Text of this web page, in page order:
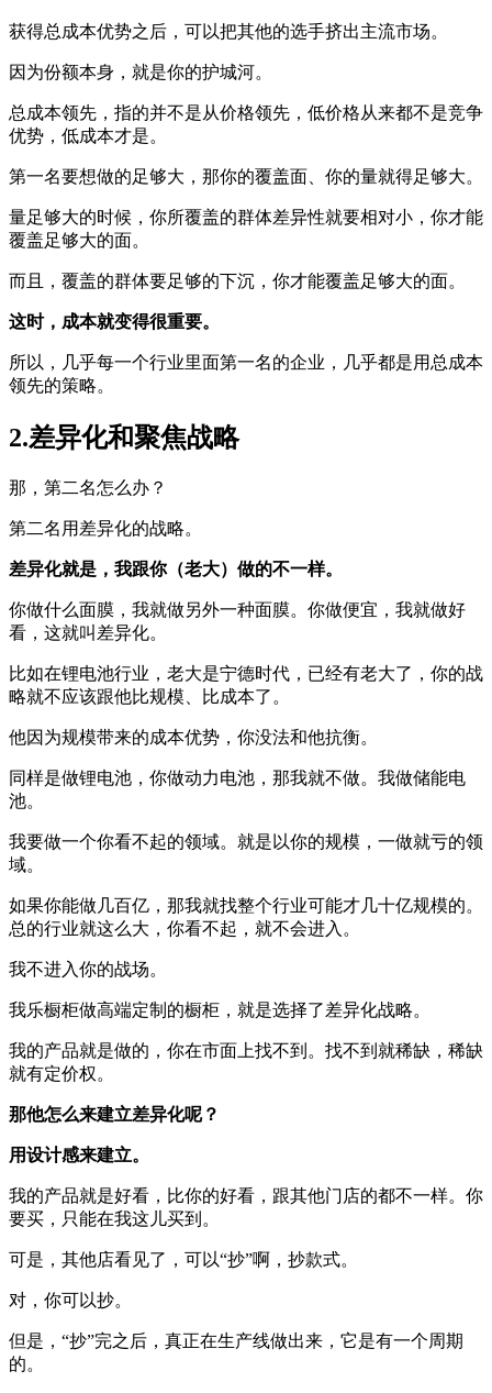
获得总成本优势之后，可以把其他的选手挤出主流市场。
因为份额本身，就是你的护城河。
总成本领先，指的并不是从价格领先，低价格从来都不是竞争
优势，低成本才是。
第一名要想做的足够大，那你的覆盖面、你的量就得足够大。
量足够大的时候，你所覆盖的群体差异性就要相对小，你才能
覆盖足够大的面。
而且，覆盖的群体要足够的下沉，你才能覆盖足够大的面。
这时，成本就变得很重要。
所以，几乎每一个行业里面第一名的企业，几乎都是用总成本
领先的策略。
2.差异化和聚焦战略
那，第二名怎么办？
第二名用差异化的战略。
差异化就是，我跟你（老大）做的不一样。
你做什么面膜，我就做另外一种面膜。你做便宜，我就做好
看，这就叫差异化。
比如在锂电池行业，老大是宁德时代，已经有老大了，你的战
略就不应该跟他比规模、比成本了。
他因为规模带来的成本优势，你没法和他抗衡。
同样是做锂电池，你做动力电池，那我就不做。我做储能电
池。
我要做一个你看不起的领域。就是以你的规模，一做就亏的领
域。
如果你能做几百亿，那我就找整个行业可能才几十亿规模的。
总的行业就这么大，你看不起，就不会进入。
我不进入你的战场。
我乐橱柜做高端定制的橱柜，就是选择了差异化战略。
我的产品就是做的，你在市面上找不到。找不到就稀缺，稀缺
就有定价权。
那他怎么来建立差异化呢？
用设计感来建立。
我的产品就是好看，比你的好看，跟其他门店的都不一样。你
要买，只能在我这儿买到。
可是，其他店看见了，可以“抄”啊，抄款式。
对，你可以抄。
但是，“抄”完之后，真正在生产线做出来，它是有一个周期
的。